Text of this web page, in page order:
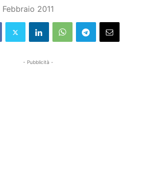
Febbraio 2011
- Pubblicità -